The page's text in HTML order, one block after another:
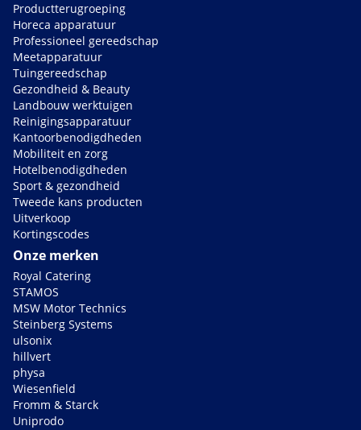
Productterugroeping
Horeca apparatuur
Professioneel gereedschap
Meetapparatuur
Tuingereedschap
Gezondheid & Beauty
Landbouw werktuigen
Reinigingsapparatuur
Kantoorbenodigdheden
Mobiliteit en zorg
Hotelbenodigdheden
Sport & gezondheid
Tweede kans producten
Uitverkoop
Kortingscodes
Onze merken
Royal Catering
STAMOS
MSW Motor Technics
Steinberg Systems
ulsonix
hillvert
physa
Wiesenfield
Fromm & Starck
Uniprodo